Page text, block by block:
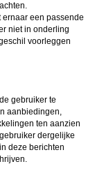
ernaar een passende
niet in onderling
voorleggen
gebruiker te
aanbiedingen,
ten aanzien
dergelijke
deze berichten